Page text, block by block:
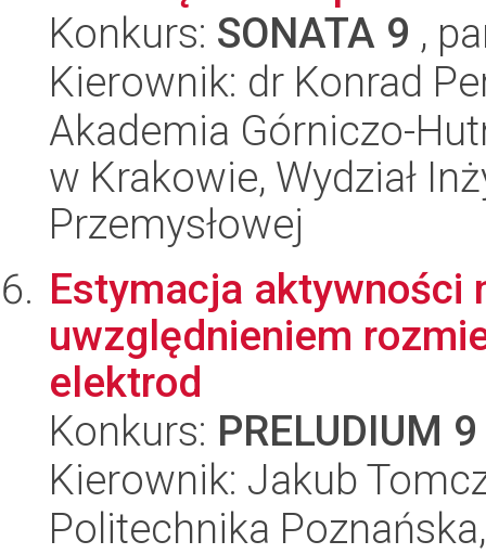
Konkurs: SONATA 9 ,
Kierownik: dr Konrad
Akademia Górniczo-
w Krakowie, Wydział
Przemysłowej
Estymacja aktywności
uwzględnieniem
elektrod
Konkurs: PRELUDIUM 9
Kierownik: Jakub
Politechnika